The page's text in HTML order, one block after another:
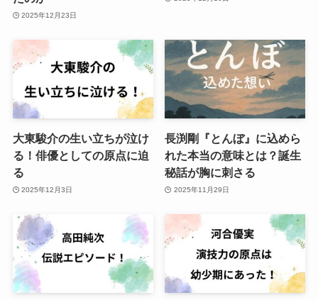
2025年12月23日
大東駿介の生い立ちが泣け
る！俳優としての原点に迫
る
2025年12月3日
長渕剛『とんぼ』に込めら
れた本当の意味とは？誕生
秘話が胸に刺さる
2025年11月29日